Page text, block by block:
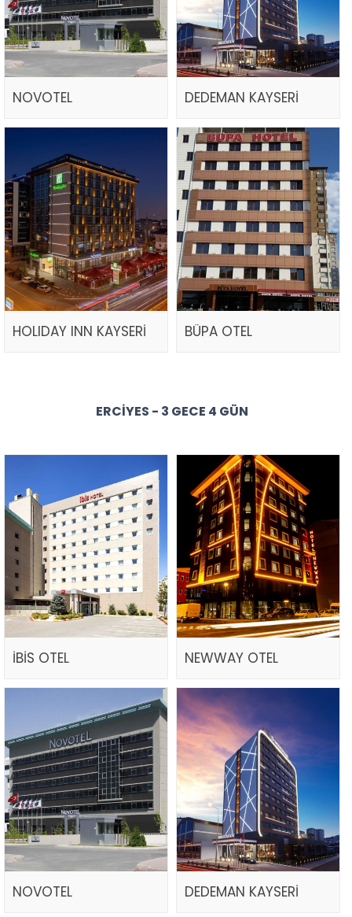
NOVOTEL DEDEMAN KAYSERİ
HOLIDAY INN KAYSERİ BÜPA OTEL
ERCIYES - 3 GECE 4 GÜN
İBİS OTEL NEWWAY OTEL
NOVOTEL DEDEMAN KAYSERİ